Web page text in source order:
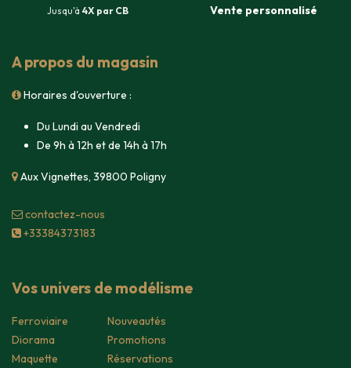
Jusqu'à 4X par CB
Vente personnalisé
A propos du magasin
Horaires d'ouverture :
Du Lundi au Vendredi
De 9h à 12h et de 14h à 17h
Aux Vignettes, 39800 Poligny
contacte​z-nous
+33384373183
Vos univers de modélisme
Ferroviaire
Diorama
Maquette
Nouveautés
Promotions
Réservations